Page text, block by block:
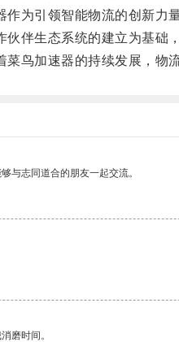
引领智能物流的创新力量
生态系统的建立为基础，
加速器的持续发展，物流
与志同道合的朋友一起交流。
磨时间。